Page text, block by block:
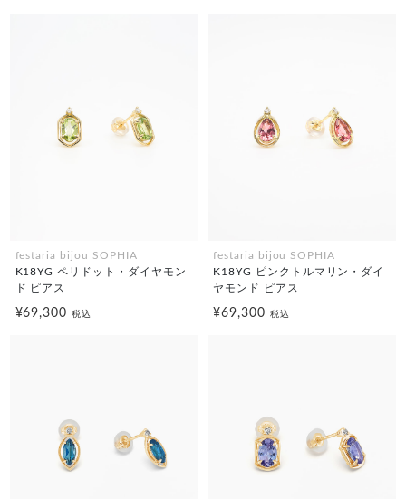
festaria bijou SOPHIA
K18YG ペリドット・ダイヤモン
ド ピアス
¥69,300税込
festaria bijou SOPHIA
K18YG ピンクトルマリン・ダイ
ヤモンド ピアス
¥69,300 税込